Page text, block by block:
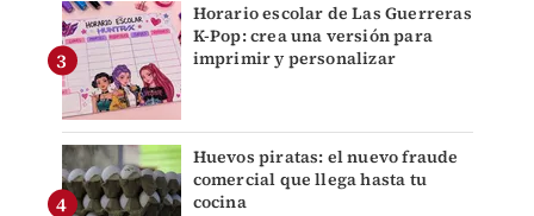
Horario escolar de Las Guerreras
K-Pop: crea una versión para
imprimir y personalizar
Huevos piratas: el nuevo fraude
comercial que llega hasta tu
cocina